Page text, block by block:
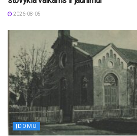
2026-08-05
ĮDOMU